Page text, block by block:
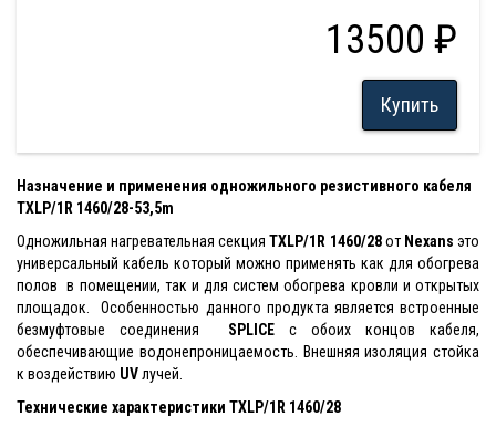
13500 ₽
Купить
Назначение и применения одножильного резистивного кабеля
TXLP/1R 1460/28-53,5m
Одножильная нагревательная секцияTXLP/1R 1460/28от Nexans это
универсальный кабель который можно применять как для обогрева
полов в помещении, так и для систем обогрева кровли и открытых
площадок. Особенностью данного продукта является встроенные
безмуфтовые соединения SPLICE с обоих концов кабеля,
обеспечивающие водонепроницаемость. Внешняя изоляция стойка
к воздействию UVлучей.
Технические характеристики TXLP/1R 1460/28